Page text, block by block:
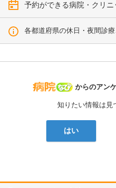
予約ができる病院・クリ
各都道府県の休日・夜間診
病院なび
からのアン
知りたい情報は見
はい